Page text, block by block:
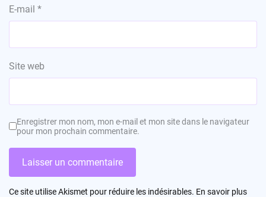
E-mail *
Site web
Enregistrer mon nom, mon e-mail et mon site dans le navigateur
pour mon prochain commentaire.
Ce site utilise Akismet pour réduire les indésirables. En savoir plus